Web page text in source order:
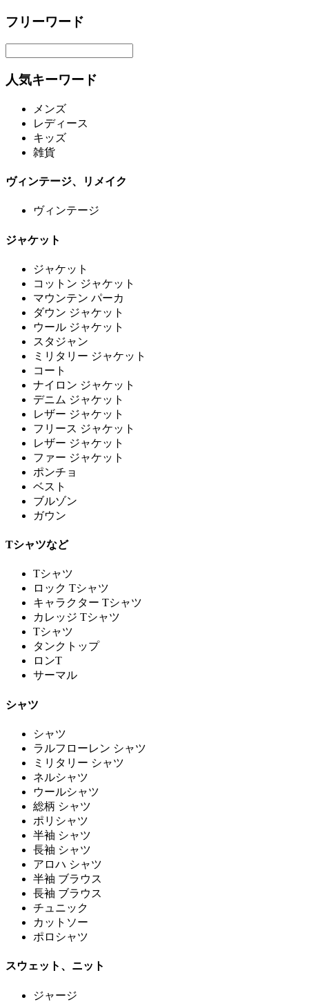
フリーワード
人気キーワード
メンズ
レディース
キッズ
雑貨
ヴィンテージ、リメイク
ヴィンテージ
ジャケット
ジャケット
コットン ジャケット
マウンテン パーカ
ダウン ジャケット
ウール ジャケット
スタジャン
ミリタリー ジャケット
コート
ナイロン ジャケット
デニム ジャケット
レザー ジャケット
フリース ジャケット
レザー ジャケット
ファー ジャケット
ポンチョ
ベスト
ブルゾン
ガウン
Tシャツなど
Tシャツ
ロック Tシャツ
キャラクター Tシャツ
カレッジ Tシャツ
Tシャツ
タンクトップ
ロンT
サーマル
シャツ
シャツ
ラルフローレン シャツ
ミリタリー シャツ
ネルシャツ
ウールシャツ
総柄 シャツ
ポリシャツ
半袖 シャツ
長袖 シャツ
アロハ シャツ
半袖 ブラウス
長袖 ブラウス
チュニック
カットソー
ポロシャツ
スウェット、ニット
ジャージ